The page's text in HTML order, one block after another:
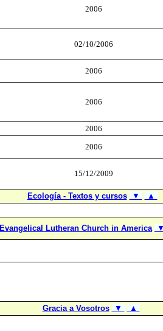
2006
02/10/2006
2006
2006
2006
2006
15/12/2009
Ecología - Textos y cursos ▼ ▲
Evangelical Lutheran Church in America
Gracia a Vosotros ▼ ▲